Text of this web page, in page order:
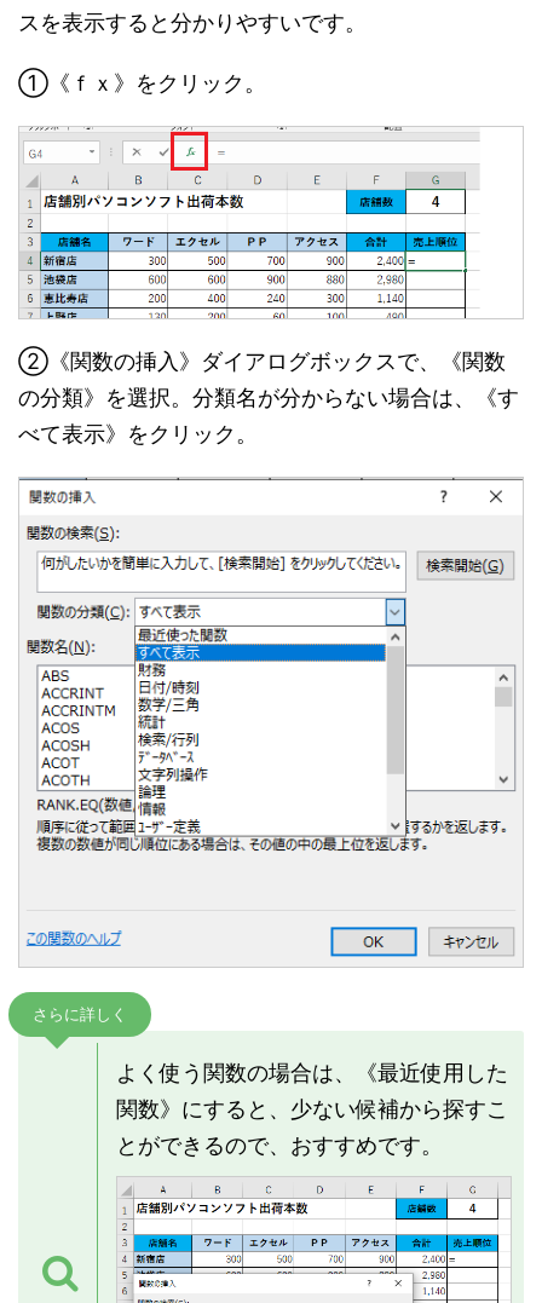
スを表示すると分かりやすいです。
①《ｆｘ》をクリック。
②《関数の挿入》ダイアログボックスで、《関数
の分類》を選択。分類名が分からない場合は、《す
べて表示》をクリック。
さらに詳しく
よく使う関数の場合は、《最近使用した
関数》にすると、少ない候補から探すこ
とができるので、おすすめです。